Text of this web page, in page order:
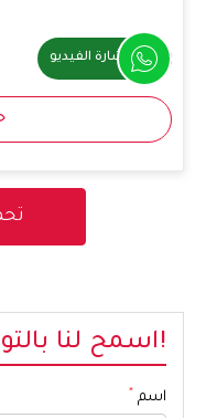
استشارة الفيديو
!اسمح لنا
اسم *